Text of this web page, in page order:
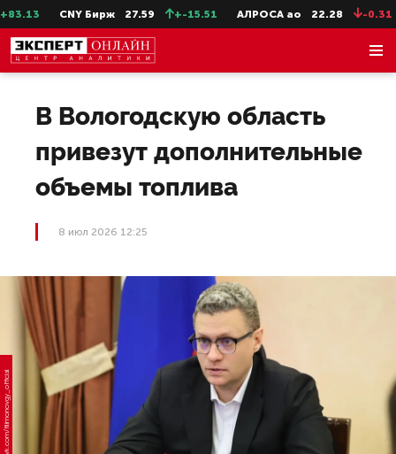
CNY Бирж 27.59 +-15.51 АЛРОСА ао 22.28 -0.31
В Вологодскую область
привезут дополнительные
объемы топлива
8 июл 2026 12:25
Фото: vk.com/filimonovgy_official